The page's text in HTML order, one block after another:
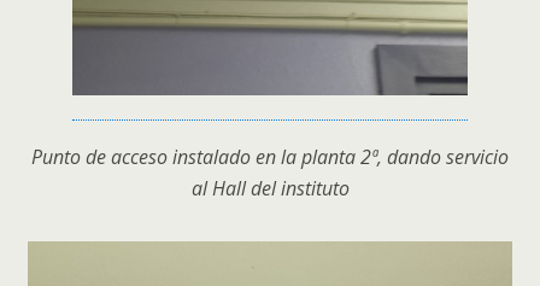
Punto de acceso instalado en la planta 2ª, dando servicio
al Hall del instituto